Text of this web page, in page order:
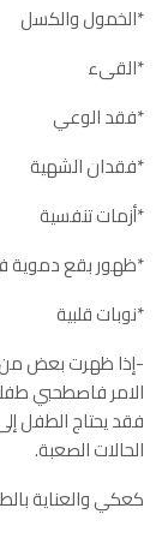
*الخمول والكسل
*القىء
*فقد الوعي
*فقدان الشهية
*أزمات تنفسية
*ظهور بقع دموية
*نوبات قلبية
-إذا ظهرت بعض
الامر فاصطحبي
فقد يحتاج الطفل
الحالات الصعبة.
كعكي والعناية